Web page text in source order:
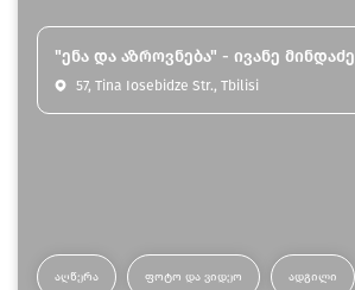
"ენა და აზროვნება" - ივანე მინდაძე
57, Tina Iosebidze Str., Tbilisi
ᲐᲦᲬᲔᲠᲐ ᲤᲝᲢᲝ ᲓᲐ ᲕᲘᲓᲔᲝ ᲐᲓᲒᲘᲚᲘ